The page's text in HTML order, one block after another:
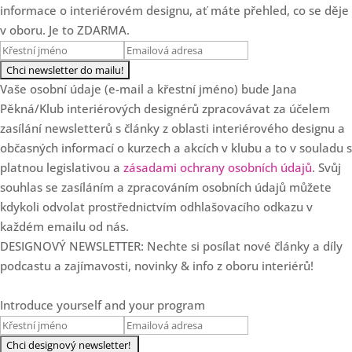
Loading...
3 chyby v cenotvorbě
interiérových designérů
Loading...
25:47
SPECIÁL: Klub slaví 7.
narozeniny!
Loading...
36:57
Od květinových dekorací k
luxusním projektům s Danielou
Staněk Dvořákovou
Loading...
designéři nerostou
Ale co když se to okouká?
interiérech odvážní a co s tím
dělat.
Loading...
informace o interiérovém designu, ať máte přehled, co se děje
v oboru. Je to ZDARMA.
Vaše osobní údaje (e-mail a křestní jméno) bude Jana
Pěkná/Klub interiérových designérů zpracovávat za účelem
zasílání newsletterů s články z oblasti interiérového designu a
občasných informací o kurzech a akcích v klubu a to v souladu s
platnou legislativou a zásadami ochrany osobních údajů. Svůj
souhlas se zasíláním a zpracováním osobních údajů můžete
kdykoli odvolat prostřednictvím odhlašovacího odkazu v
každém emailu od nás.
DESIGNOVÝ NEWSLETTER: Nechte si posílat nové články a díly
podcastu a zajímavosti, novinky & info z oboru interiérů!
Introduce yourself and your program